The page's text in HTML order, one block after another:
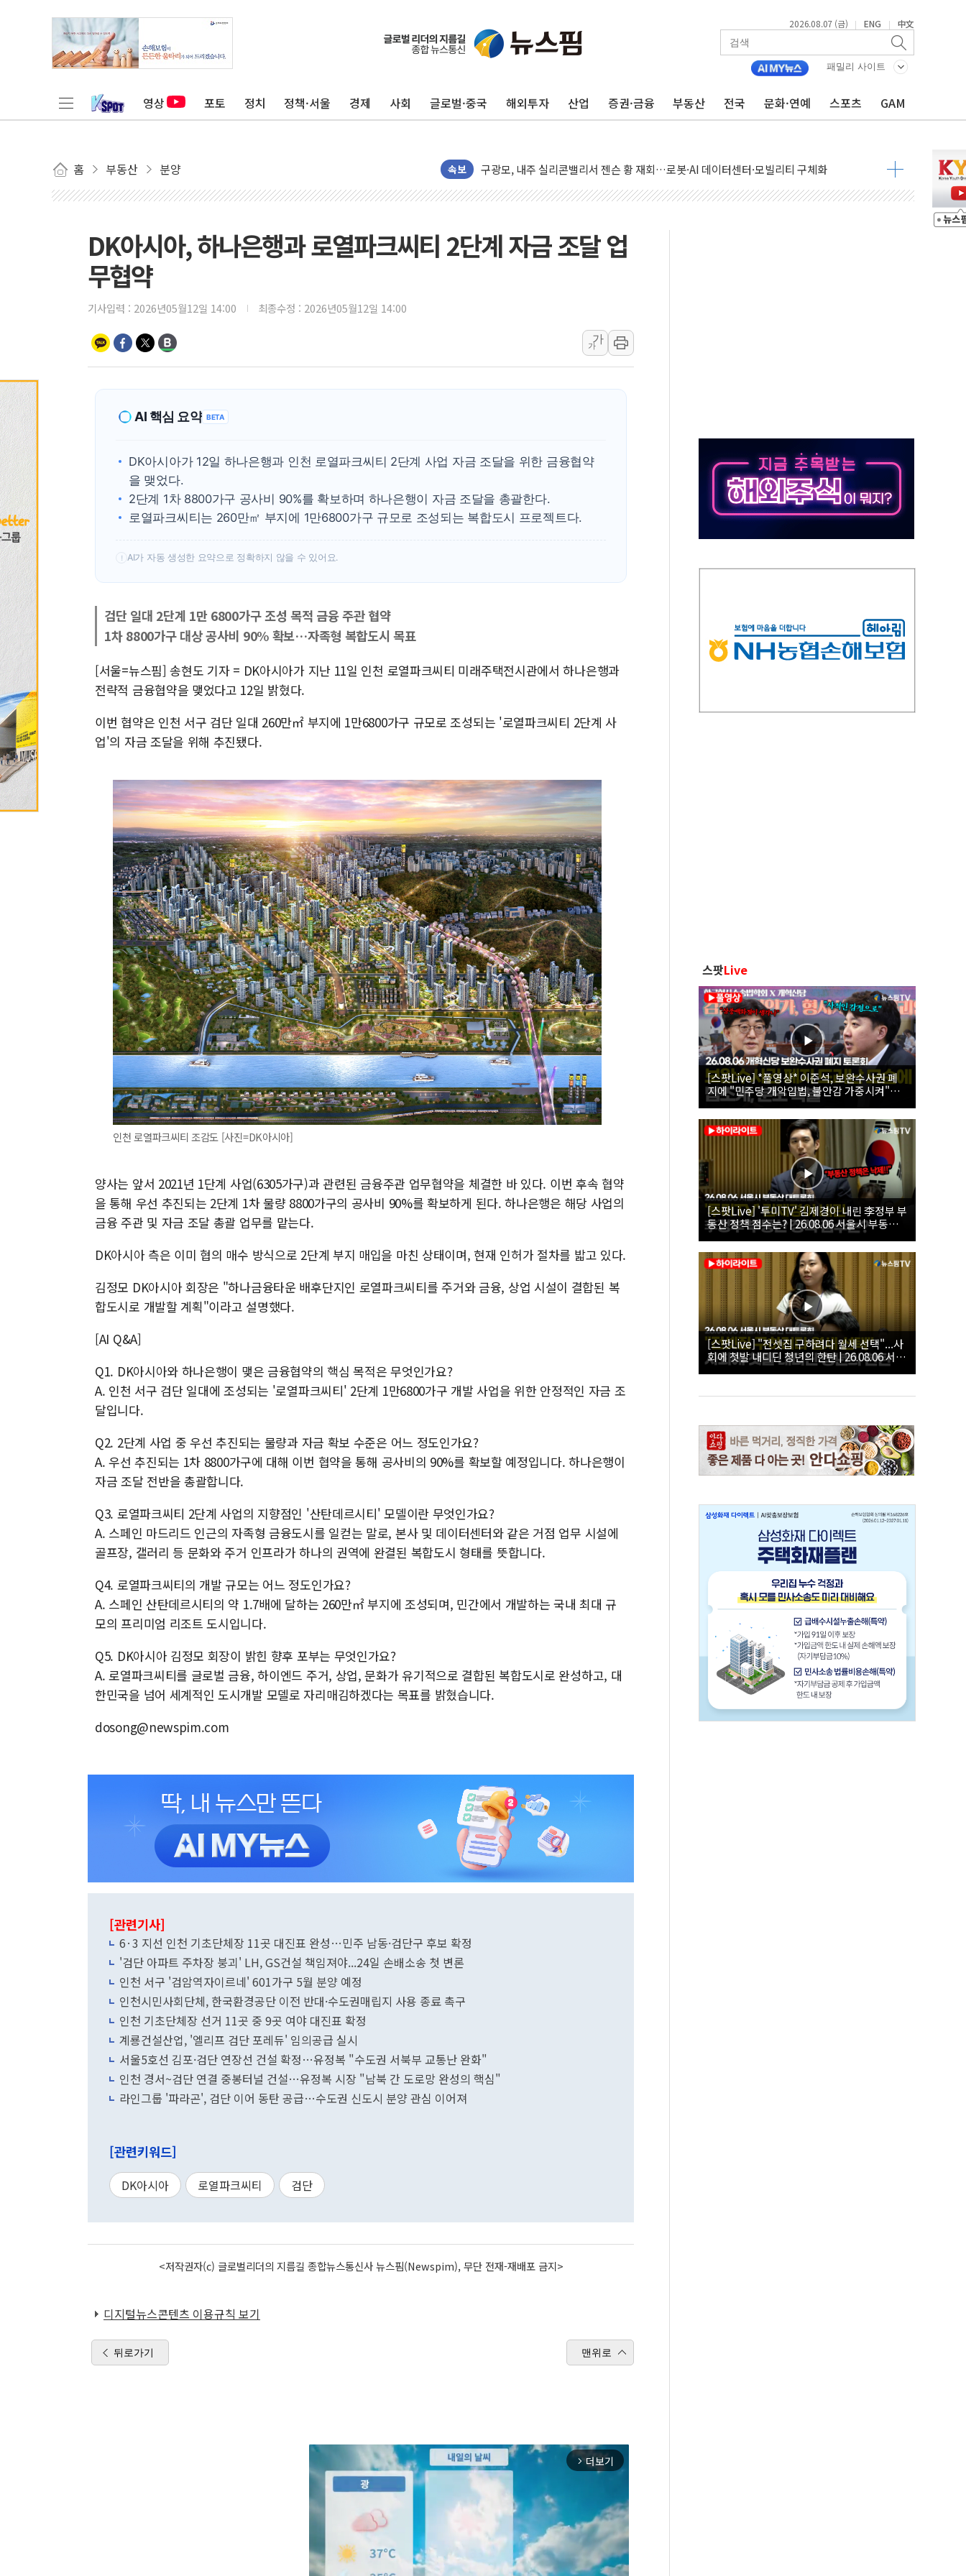
2026.08.07 (금) | ENG | 中文
패밀리 사이트
영상 포토 정치 정책·서울 경제 사회 글로벌·중국 해외투자 산업 증권·금융 부동산 전국 문화·연예 스포츠 GAM
홈 부동산 분양 속보
유럽증시, 견조한 실적 소화하며 대부분 상승… "2분기 기업 순이익 21% 증가" 전망
리투아니아 국방 "러, 우크라 드론으로 나토 회원국 공격 검토… 거짓 깃발 작전"
뉴욕증시 개장 전 특징주...모더나·아이온큐·도어대시↑ VS 샌디스크·피그마·앱러빈↓
김정관 장관 "영업이익 N% 성과급 반대…상법·자본시장법 개정 논의"
청와대, 북한 단거리 탄도미사일 발사에 긴급 안보 점검회의
금값 7주 만에 최고…美 고용 둔화·호르무즈 재개방 기대에 강세
'월가의 황제' 다이먼 "금융시장 레버리지 위험수위…숨은 차입이 더 큰 변수"
양주 섬유염색공장서 화재 1명 중상…대응 1단계 진압 중
우크라 드론 전술, 중남미 콜롬비아에 새 안보 위기… 반군·마약카르텔이 습득해 전투 활용
동해해경, 독도 해상서 부유물 감긴 어선 구조
주한미군 "오산기지 누출, 백린 아닌 무해한 표면 부식 물질"
구미 폐염산처리업체서 불 2시간30여분만에 진화...외국인 노동자 숨져
DK아시아, 하나은행과 로열파크씨티 2단계 자금 조달 업
무협약
기사입력 : 2026년05월12일 14:00 최종수정 : 2026년05월12일 14:00
가
가
AI 핵심 요약 BETA
DK아시아가 12일 하나은행과 인천 로열파크씨티 2단계 사업 자금 조달을 위한 금융협약
을 맺었다.
2단계 1차 8800가구 공사비 90%를 확보하며 하나은행이 자금 조달을 총괄한다.
로열파크씨티는 260만㎡ 부지에 1만6800가구 규모로 조성되는 복합도시 프로젝트다.
! AI가 자동 생성한 요약으로 정확하지 않을 수 있어요.
검단 일대 2단계 1만 6800가구 조성 목적 금융 주관 협약
1차 8800가구 대상 공사비 90% 확보…자족형 복합도시 목표
[서울=뉴스핌] 송현도 기자 = DK아시아가 지난 11일 인천 로열파크씨티 미래주택전시관에서 하나은행과
전략적 금융협약을 맺었다고 12일 밝혔다.
이번 협약은 인천 서구 검단 일대 260만㎡ 부지에 1만6800가구 규모로 조성되는 '로열파크씨티 2단계 사
업'의 자금 조달을 위해 추진됐다.
인천 로열파크씨티 조감도 [사진=DK아시아]
양사는 앞서 2021년 1단계 사업(6305가구)과 관련된 금융주관 업무협약을 체결한 바 있다. 이번 후속 협약
을 통해 우선 추진되는 2단계 1차 물량 8800가구의 공사비 90%를 확보하게 된다. 하나은행은 해당 사업의
금융 주관 및 자금 조달 총괄 업무를 맡는다.
DK아시아 측은 이미 협의 매수 방식으로 2단계 부지 매입을 마친 상태이며, 현재 인허가 절차를 밟고 있다.
김정모 DK아시아 회장은 "하나금융타운 배후단지인 로열파크씨티를 주거와 금융, 상업 시설이 결합된 복
합도시로 개발할 계획"이라고 설명했다.
[AI Q&A]
Q1. DK아시아와 하나은행이 맺은 금융협약의 핵심 목적은 무엇인가요?
A. 인천 서구 검단 일대에 조성되는 '로열파크씨티' 2단계 1만6800가구 개발 사업을 위한 안정적인 자금 조
달입니다.
Q2. 2단계 사업 중 우선 추진되는 물량과 자금 확보 수준은 어느 정도인가요?
A. 우선 추진되는 1차 8800가구에 대해 이번 협약을 통해 공사비의 90%를 확보할 예정입니다. 하나은행이
자금 조달 전반을 총괄합니다.
Q3. 로열파크씨티 2단계 사업의 지향점인 '산탄데르시티' 모델이란 무엇인가요?
A. 스페인 마드리드 인근의 자족형 금융도시를 일컫는 말로, 본사 및 데이터센터와 같은 거점 업무 시설에
골프장, 갤러리 등 문화와 주거 인프라가 하나의 권역에 완결된 복합도시 형태를 뜻합니다.
Q4. 로열파크씨티의 개발 규모는 어느 정도인가요?
A. 스페인 산탄데르시티의 약 1.7배에 달하는 260만㎡ 부지에 조성되며, 민간에서 개발하는 국내 최대 규
모의 프리미엄 리조트 도시입니다.
Q5. DK아시아 김정모 회장이 밝힌 향후 포부는 무엇인가요?
A. 로열파크씨티를 글로벌 금융, 하이엔드 주거, 상업, 문화가 유기적으로 결합된 복합도시로 완성하고, 대
한민국을 넘어 세계적인 도시개발 모델로 자리매김하겠다는 목표를 밝혔습니다.
dosong@newspim.com
[관련기사]
6·3 지선 인천 기초단체장 11곳 대진표 완성…민주 남동·검단구 후보 확정
'검단 아파트 주차장 붕괴' LH, GS건설 책임져야...24일 손배소송 첫 변론
인천 서구 '검암역자이르네' 601가구 5월 분양 예정
인천시민사회단체, 한국환경공단 이전 반대·수도권매립지 사용 종료 촉구
인천 기초단체장 선거 11곳 중 9곳 여야 대진표 확정
계룡건설산업, '엘리프 검단 포레듀' 임의공급 실시
서울5호선 김포·검단 연장선 건설 확정…유정복 "수도권 서북부 교통난 완화"
인천 경서~검단 연결 중봉터널 건설…유정복 시장 "남북 간 도로망 완성의 핵심"
라인그룹 '파라곤', 검단 이어 동탄 공급…수도권 신도시 분양 관심 이어져
[관련키워드]
DK아시아 로열파크씨티 검단
<저작권자(c) 글로벌리더의 지름길 종합뉴스통신사 뉴스핌(Newspim), 무단 전재-재배포 금지>
디지털뉴스콘텐츠 이용규칙 보기
뒤로가기 맨위로
arrow_forward_ios 더보기
스팟Live
[스팟Live] *풀영상* 이준석, 보완수사권 폐
지에 "민주당 개악입법, 불안감 가중시켜"｜
26.08.06 개혁신당 보완수사권 폐지 토론회
[스팟Live] '투미TV' 김제경이 내린 李정부 부
동산 정책 점수는? | 26.08.06 서울시 부동산
대토론회
[스팟Live] "전셋집 구하려다 월세 선택"...사
회에 첫발 내디딘 청년의 한탄 | 26.08.06 서울
시 부동산 대토론회